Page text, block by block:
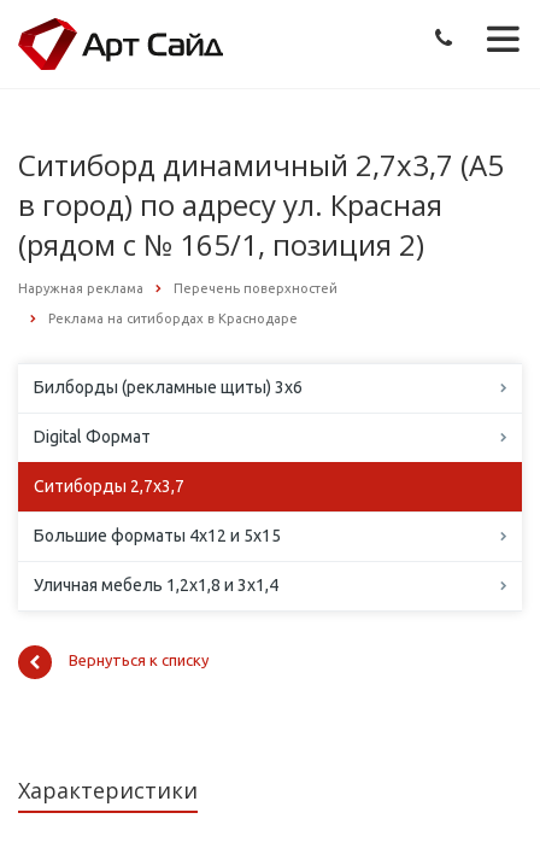
Ситиборд динамичный 2,7х3,7 (А5
в город) по адресу ул. Красная
(рядом с № 165/1, позиция 2)
Наружная реклама Перечень поверхностей
Реклама на ситибордах в Краснодаре
Билборды (рекламные щиты) 3х6
Digital Формат
Ситиборды 2,7х3,7
Большие форматы 4х12 и 5х15
Уличная мебель 1,2х1,8 и 3х1,4
Вернуться к списку
Характеристики